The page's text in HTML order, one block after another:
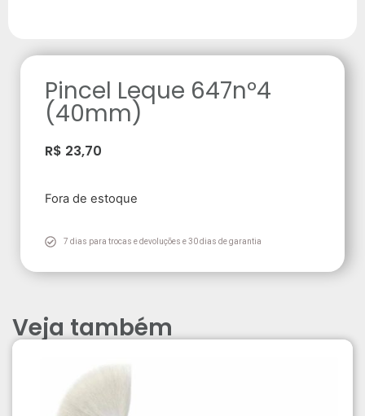
Pincel Leque 647nº4
(40mm)
R$ 23,70
Fora de estoque
7 dias para trocas e devoluções e 30 dias de garantia
Veja também